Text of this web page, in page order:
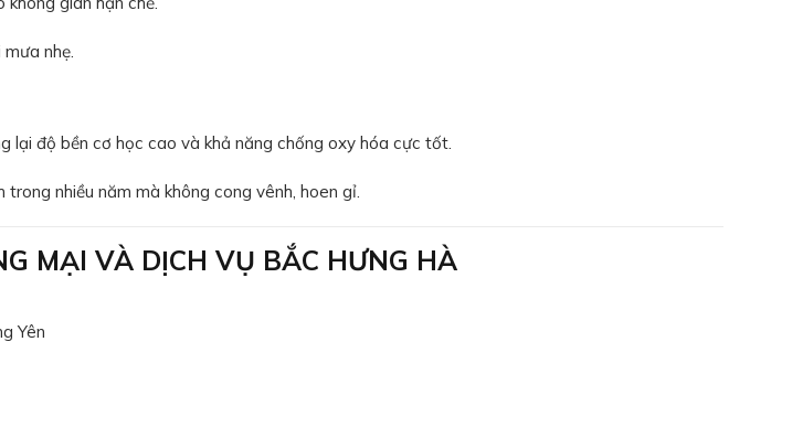
nhẹ.
lại độ bền cơ học cao và khả năng chống oxy hóa cực tốt.
nhiều năm mà không cong vênh, hoen gỉ.
MẠI VÀ DỊCH VỤ BẮC HƯNG HÀ
Yên